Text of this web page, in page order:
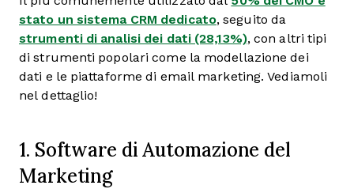
stato un sistema CRM dedicato, seguito da
strumenti di analisi dei dati (28,13%), con altri tipi
di strumenti popolari come la modellazione dei
dati e le piattaforme di email marketing. Vediamoli
nel dettaglio!
1. Software di Automazione del
Marketing